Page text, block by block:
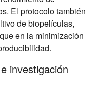
El protocolo también
de biopelículas,
en la minimización
investigación